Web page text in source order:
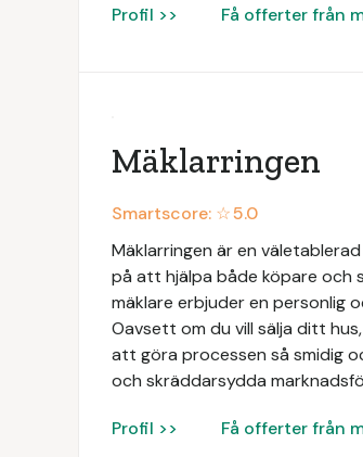
Profil >> Få offerter från
Mäklarringen
Smartscore: ☆5.0
Mäklarringen är en
på att hjälpa både köpare och
mäklare erbjuder en personlig
Oavsett om du vill sälja ditt
att göra processen så smidig
och skräddarsydda
Profil >> Få offerter från